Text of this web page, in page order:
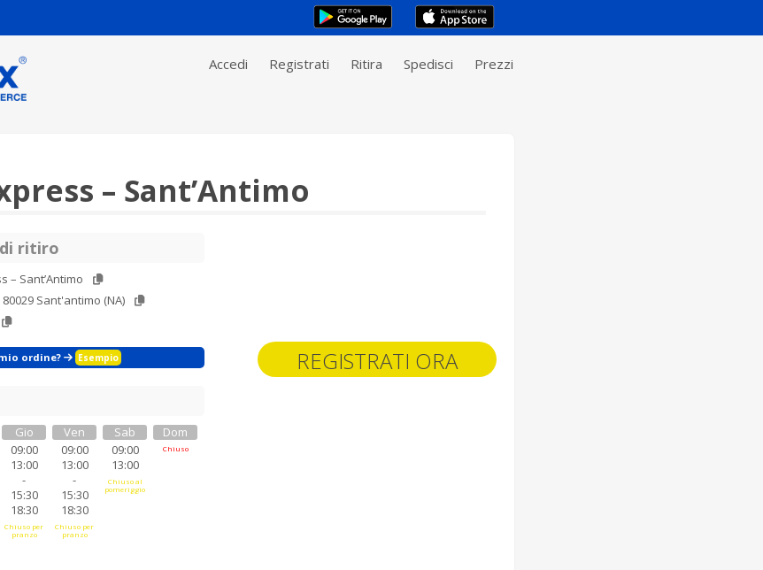
Accedi Registrati Ritira Spedisci Prezzi
REGISTRATI ORA
– Sant’Antimo
ritiro
– Sant’Antimo
Sant'antimo (NA)
ordine? Esempio
Gio
09:00
13:00
-
15:30
18:30
Chiuso per
pranzo
Ven
09:00
13:00
-
15:30
18:30
Chiuso per
pranzo
Sab
09:00
13:00
Chiuso al
pomeriggio
Dom
Chiuso